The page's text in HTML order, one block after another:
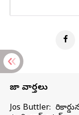
తాజా వార్తలు
Jos Buttler: నా